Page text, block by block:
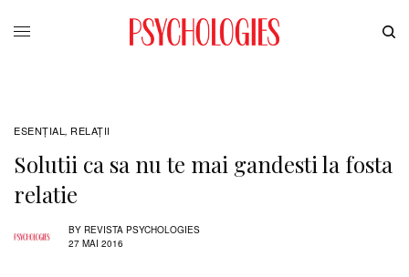
ESENȚIAL , RELAŢII
Solutii ca sa nu te mai gandesti la fosta
relatie
BY REVISTA PSYCHOLOGIES
27 MAI 2016